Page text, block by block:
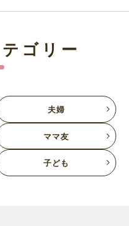
ゴリー
夫婦
ママ友
子ども